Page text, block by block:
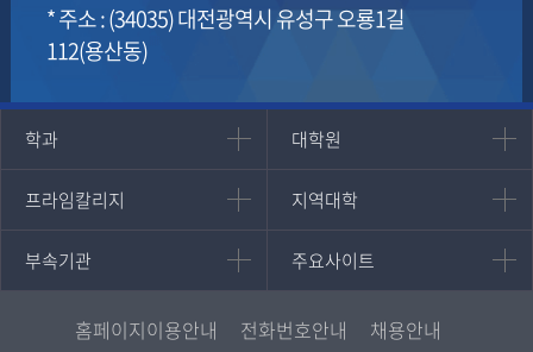
* 주소 : (34035) 대전광역시 유성구 오룡1길
112(용산동)
학과
인문과학대학
국어국문학과
영어영문학과
일본학과
대학원
대학원
대학원
경영대학원
프라임칼리지
프라임칼리지
학사학위과정
평생교육과정
지역대학
지역대학
지역대학 포털
서울지역대학
대구경북지역대학
부속기관
부속기관
중앙도서관
원격교육혁신연구원
주요사이트
주요사이트
멘토링
진로심리상담
홈페이지이용안내 전화번호안내
채용안내